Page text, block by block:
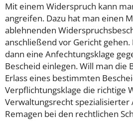
Mit einem Widerspruch kann
angreifen. Dazu hat man einen
ablehnenden
anschließend vor Gericht
dann eine Anfechtungsklage
Bescheid einlegen. Will man die
Erlass eines bestimmten
Verpflichtungsklage die richtige
Verwaltungsrecht spezialisierter
Remagen bei den rechtlichen